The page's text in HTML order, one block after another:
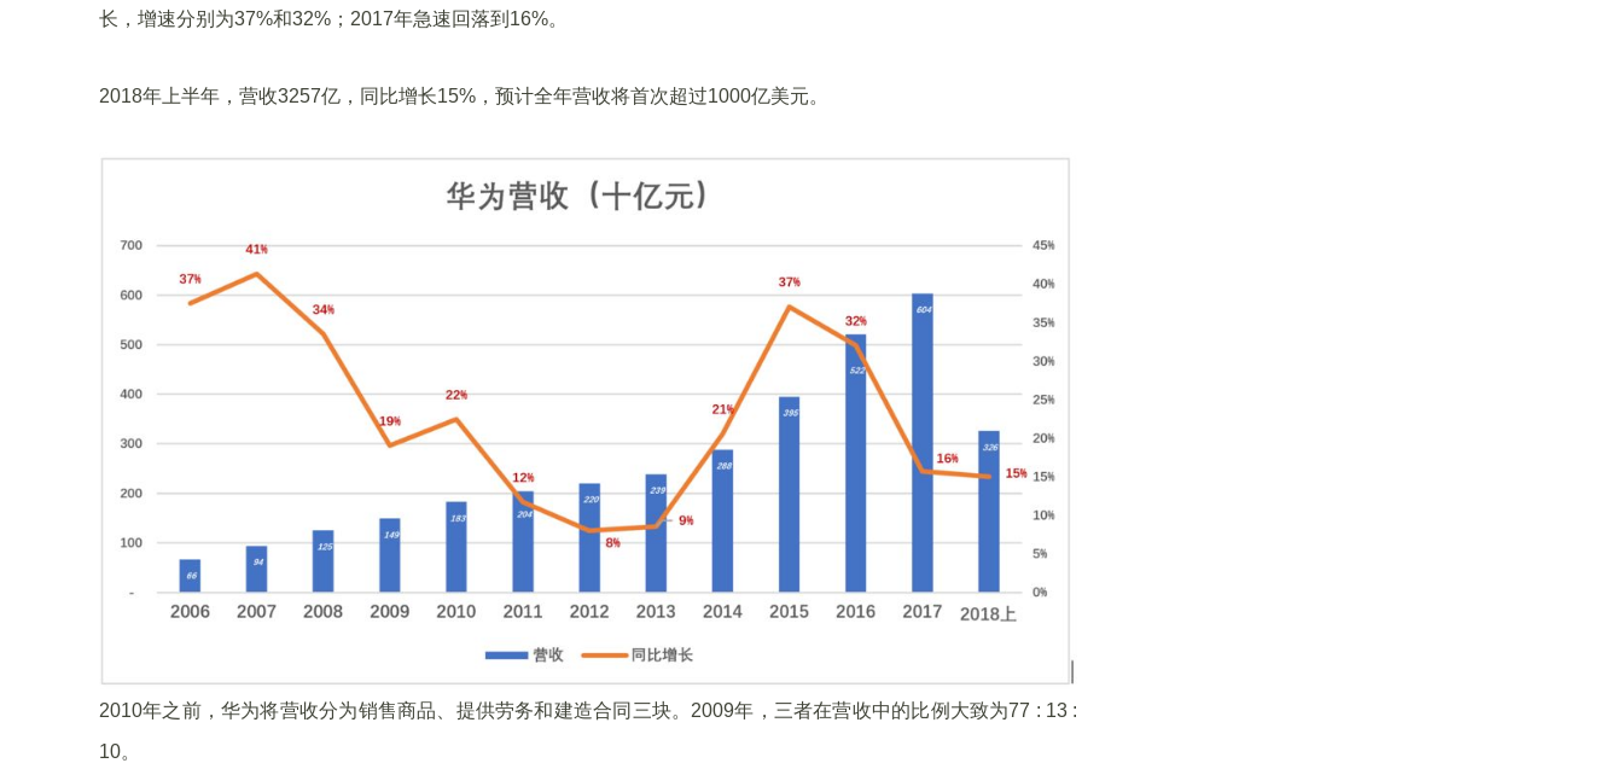
长，增速分别为37%和32%；2017年急速回落到16%。
2018年上半年，营收3257亿，同比增长15%，预计全年营收将首次超过1000亿美元。
2010年之前，华为将营收分为销售商品、提供劳务和建造合同三块。2009年，三者在营收中的比例大致为77 : 13 :
10。